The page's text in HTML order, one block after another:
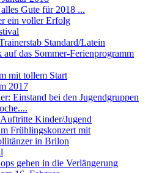
Gute für 2018 ...
ein voller Erfolg
Standard/Latein
das Sommer-Ferienprogramm
mit tollem Start
2017
Einstand bei den Jugendgruppen
Kinder/Jugend
Frühlingskonzert mit
in Brilon
gehen in die Verlängerung